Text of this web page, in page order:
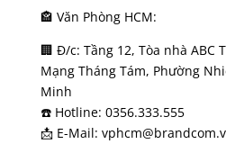
🏤 Văn Phòng HCM:
🏢 Đ/c: Tầng 12, Tòa nhà ABC
Mạng Tháng Tám, Phường
Minh
☎️ Hotline: 0356.333.555
📩 E-Mail: